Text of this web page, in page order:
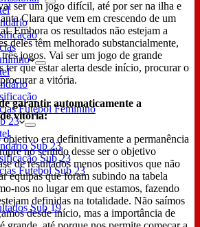
Futebol Feminino
23
Sub 23
Sub 23
Futebol Sub 23
Sub 19
ser um jogo difícil, até por ser na ilha e
Clara que vem em crescendo de um
Embora os resultados não estejam a
deles têm melhorado substancialmente,
jogos. Vai ser um jogo de grande
ter que estar alerta desde início, procurar o
a vitória.
garantir automaticamente a
vitória:
objetivo era definitivamente a permanência
no sentido desse ser o objetivo
de resultados menos positivos que não
equipas que foram subindo na tabela
nos no lugar em que estamos, fazendo
definidas na totalidade. Não saímos
desde início, mas a importância de